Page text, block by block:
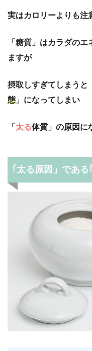
実はカロリーよりも注
「糖質」はカラダの
ますが
摂取しすぎてしまうと
態 」になってしまい
「 太る体質」の原因に
｢太る原因」である